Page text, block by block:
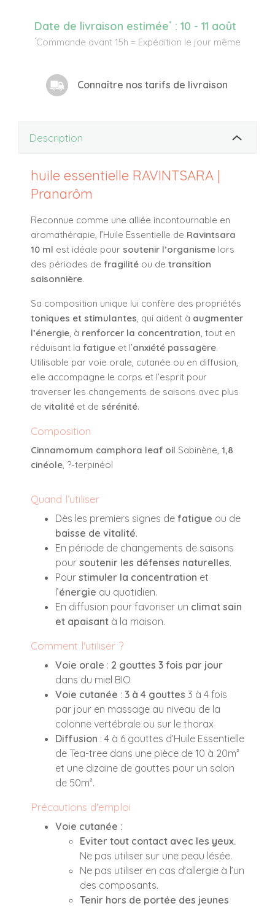
Date de livraison estimée* : 10 - 11 août
*Commande avant 15h = Expédition le jour même
Connaître nos tarifs de livraison
Description
huile essentielle RAVINTSARA |
Pranarôm
Reconnue comme une alliée incontournable en
aromathérapie, l’Huile Essentielle de Ravintsara
10 ml est idéale pour soutenir l’organisme lors
des périodes de fragilité ou de transition
saisonnière.
Sa composition unique lui confère des propriétés
toniques et stimulantes, qui aident à augmenter
l’énergie, à renforcer la concentration, tout en
réduisant la fatigue et l’anxiété passagère.
Utilisable par voie orale, cutanée ou en diffusion,
elle accompagne le corps et l’esprit pour
traverser les changements de saisons avec plus
de vitalité et de sérénité.
Composition
Cinnamomum camphora leaf oil Sabinène, 1,8
cinéole, ?-terpinéol
Quand l’utiliser
Dès les premiers signes de fatigue ou de
baisse de vitalité.
En période de changements de saisons
pour soutenir les défenses naturelles.
Pour stimuler la concentration et
l’énergie au quotidien.
En diffusion pour favoriser un climat sain
et apaisant à la maison.
Comment l'utiliser ?
Voie orale : 2 gouttes 3 fois par jour
dans du miel BIO
Voie cutanée : 3 à 4 gouttes 3 à 4 fois
par jour en massage au niveau de la
colonne vertébrale ou sur le thorax
Diffusion : 4 à 6 gouttes d’Huile Essentielle
de Tea-tree dans une pièce de 10 à 20m²
et une dizaine de gouttes pour un salon
de 50m².
Précautions d'emploi
Voie cutanée :
Eviter tout contact avec les yeux.
Ne pas utiliser sur une peau lésée.
Ne pas utiliser en cas d’allergie à l’un
des composants.
Tenir hors de portée des jeunes